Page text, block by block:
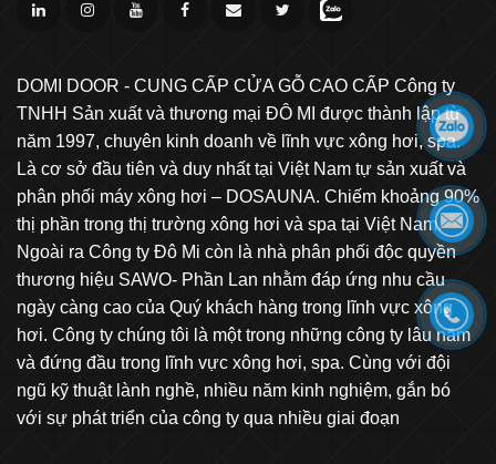
DOMI DOOR - CUNG CẤP CỬA GỖ CAO CẤP Công ty
TNHH Sản xuất và thương mại ĐÔ MI được thành lập từ
năm 1997, chuyên kinh doanh về lĩnh vực xông hơi, spa.
Là cơ sở đầu tiên và duy nhất tại Việt Nam tự sản xuất và
phân phối máy xông hơi – DOSAUNA. Chiếm khoảng 90%
thị phần trong thị trường xông hơi và spa tại Việt Nam.
Ngoài ra Công ty Đô Mi còn là nhà phân phối độc quyền
thương hiệu SAWO- Phần Lan nhằm đáp ứng nhu cầu
ngày càng cao của Quý khách hàng trong lĩnh vực xông
hơi. Công ty chúng tôi là một trong những công ty lâu năm
và đứng đầu trong lĩnh vực xông hơi, spa. Cùng với đội
ngũ kỹ thuật lành nghề, nhiều năm kinh nghiệm, gắn bó
với sự phát triển của công ty qua nhiều giai đoạn